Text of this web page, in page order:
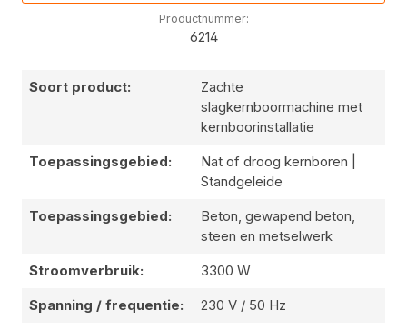
Productnummer:
6214
Soort product:
Zachte
slagkernboormachine met
kernboorinstallatie
Toepassingsgebied:
Nat of droog kernboren |
Standgeleide
Toepassingsgebied:
Beton, gewapend beton,
steen en metselwerk
Stroomverbruik: 3300 W
Spanning / frequentie: 230 V / 50 Hz